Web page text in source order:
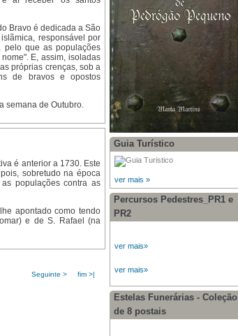
Bravo é dedicada a São
responsável por
pelo que as populações
E, assim, isoladas
próprias crenças, sob a
de bravos e opostos
semana de Outubro.
é anterior a 1730. Este
sobretudo na época
populações contra as
apontado como tendo
e de S. Rafael (na
Seguinte > fim >|
Guia Turístico
ver mais »
Percursos Pedestres_PR1 e
PR2
ver mais»
ver mais»
Estelas Funerárias - Coleção
de 8 postais